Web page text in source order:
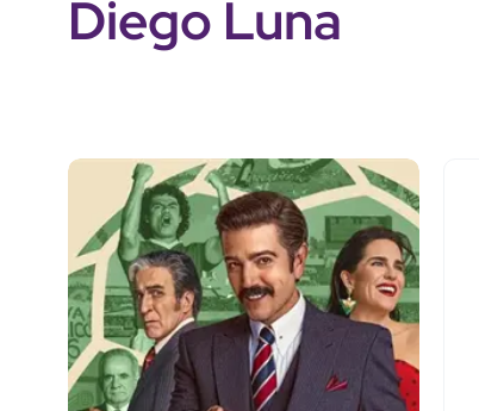
Diego Luna